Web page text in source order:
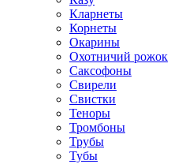
Кларнеты
Корнеты
Окарины
Охотничий рожок
Саксофоны
Свирели
Свистки
Теноры
Тромбоны
Трубы
Тубы